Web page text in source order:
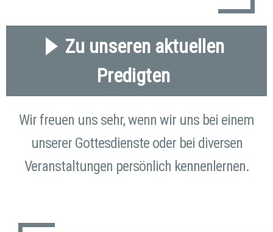
Zu unseren aktuellen
Predigten
Wir freuen uns sehr, wenn wir uns bei einem
unserer Gottesdienste oder bei diversen
Veranstaltungen persönlich kennenlernen.